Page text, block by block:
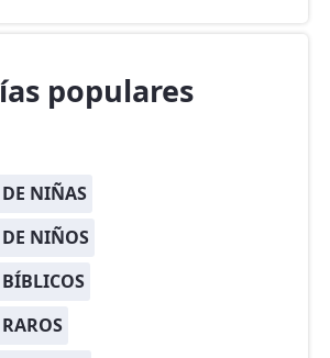
populares
NIÑAS
NIÑOS